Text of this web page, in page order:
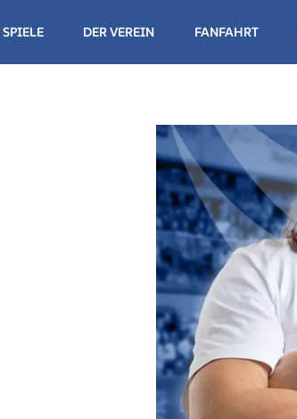
SPIELE DER VEREIN FANFAHRT